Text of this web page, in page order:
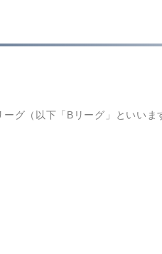
グ（以下「Bリーグ」といいま